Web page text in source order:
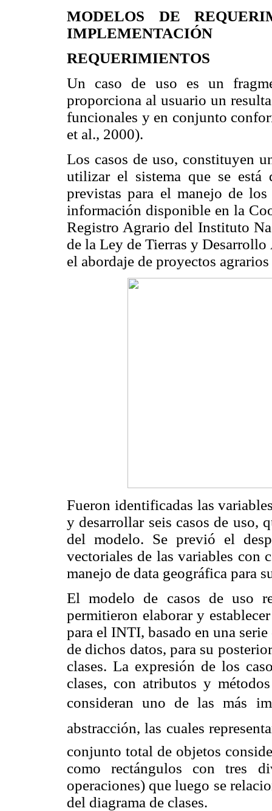
MODELOS DE
IMPLEMENTACIÓN
REQUERIMIENTOS
Un caso de uso es un
proporciona al usuario un
funcionales y en conjunto
et al., 2000).
Los casos de uso, constituyen
utilizar el sistema que se está
previstas para el manejo de
información disponible en la
Registro Agrario del Instituto
de la Ley de Tierras y
el abordaje de proyectos
Fueron identificadas las
y desarrollar seis casos de uso,
del modelo. Se previó el
vectoriales de las variables con
manejo de data geográfica para
El modelo de casos de uso
permitieron elaborar y
para el INTI, basado en una
de dichos datos, para su
clases. La expresión de los
clases, con atributos y
consideran uno de las más
abstracción, las cuales
conjunto total de objetos
como rectángulos con tres
operaciones) que luego se
del diagrama de clases.